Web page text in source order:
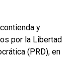
y
por la Libertad
(PRD), en